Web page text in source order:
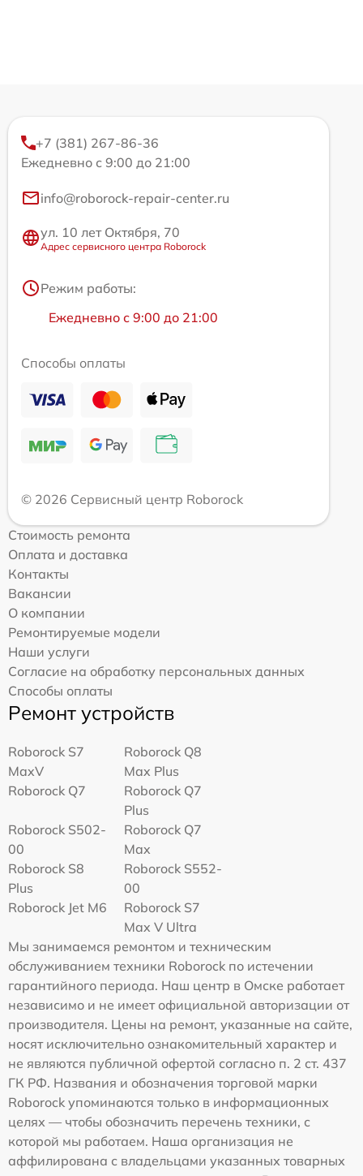
+7 (381) 267-86-36
Ежедневно с 9:00 до 21:00
info@roborock-repair-center.ru
ул. 10 лет Октября, 70
Адрес сервисного центра Roborock
Режим работы:
Ежедневно с 9:00 до 21:00
Способы оплаты
© 2026 Сервисный центр Roborock
Стоимость ремонта
Оплата и доставка
Контакты
Вакансии
О компании
Ремонтируемые модели
Наши услуги
Согласие на обработку персональных данных
Способы оплаты
Ремонт устройств
Roborock S7
MaxV
Roborock Q8
Max Plus
Roborock Q7
Roborock Q7
Plus
Roborock S502-
00
Roborock Q7
Max
Roborock S8
Plus
Roborock S552-
00
Roborock Jet M6
Roborock S7
Max V Ultra
Мы занимаемся ремонтом и техническим
обслуживанием техники Roborock по истечении
гарантийного периода. Наш центр в Омске работает
независимо и не имеет официальной авторизации от
производителя. Цены на ремонт, указанные на сайте,
носят исключительно ознакомительный характер и
не являются публичной офертой согласно п. 2 ст. 437
ГК РФ. Названия и обозначения торговой марки
Roborock упоминаются только в информационных
целях — чтобы обозначить перечень техники, с
которой мы работаем. Наша организация не
аффилирована с владельцами указанных товарных